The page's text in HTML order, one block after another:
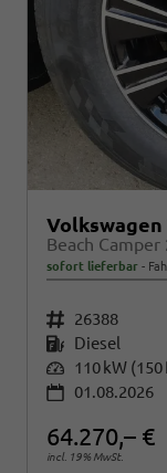
Beach Camper
sofort lieferbar
Fahrzeugnr. 26388
Kraftstoff Diesel
Leistung 110 kW (150
01.08.2026
64.270,– €
incl. 19% MwSt.